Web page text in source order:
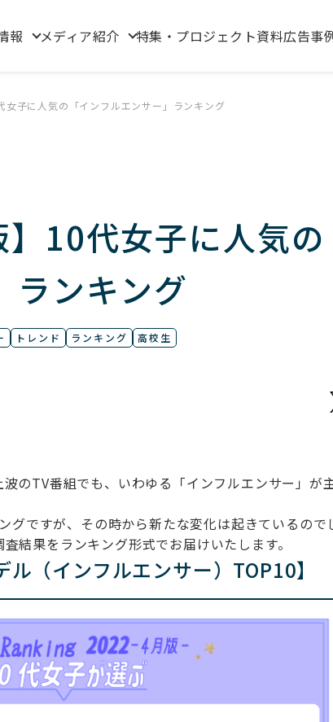
報 メディア紹介 特集・プロジェクト資料広告事
女子に人気の「インフルエンサー」ランキング
】10代女子に人気の
ランキング
トレンド ランキング 高校生
のTV番組でも、いわゆる「インフルエンサー」が
ですが、その時から新たな変化は起きているので
結果をランキング形式でお届けいたします。
（インフルエンサー）TOP10】